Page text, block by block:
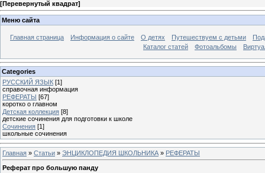
[Перевернутый квадрат]
Меню сайта
Главная страница Информация о сайте О детях Путешествуем с детьми
Каталог статей
Фотоальбомы
Categories
РУССКИЙ ЯЗЫК [1]
справочная информация
РЕФЕРАТЫ [67]
коротко о главном
Детская коллекция [8]
детские сочинения для подготовки к школе
Сочинения [1]
школьные сочинения
Главная » Статьи » ЭНЦИКЛОПЕДИЯ ШКОЛЬНИКА » РЕФЕРАТЫ
Реферат про большую панду